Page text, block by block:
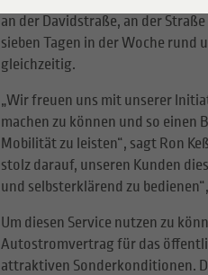
an der Davidstraße, an der
sieben Tagen in der Woche rund
gleichzeitig.
„Wir freuen uns mit unserer
machen zu können und so einen
Mobilität zu leisten“, sagt Ron
stolz darauf, unseren Kunden
und selbsterklärend zu
Um diesen Service nutzen zu
Autostromvertrag für das
attraktiven Sonderkonditionen.